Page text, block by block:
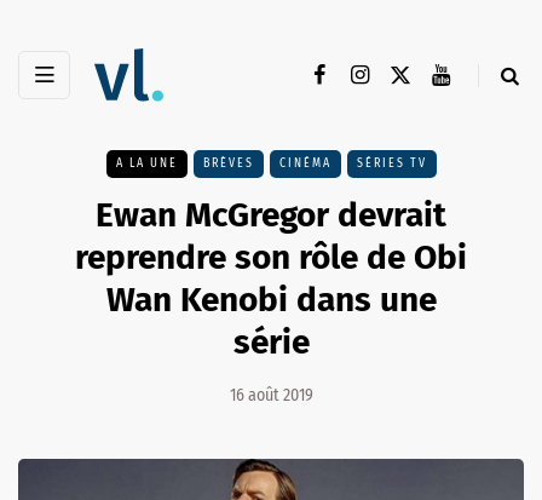
A LA UNE BRÈVES CINÉMA SÉRIES TV
Ewan McGregor devrait
reprendre son rôle de Obi
Wan Kenobi dans une
série
16 août 2019